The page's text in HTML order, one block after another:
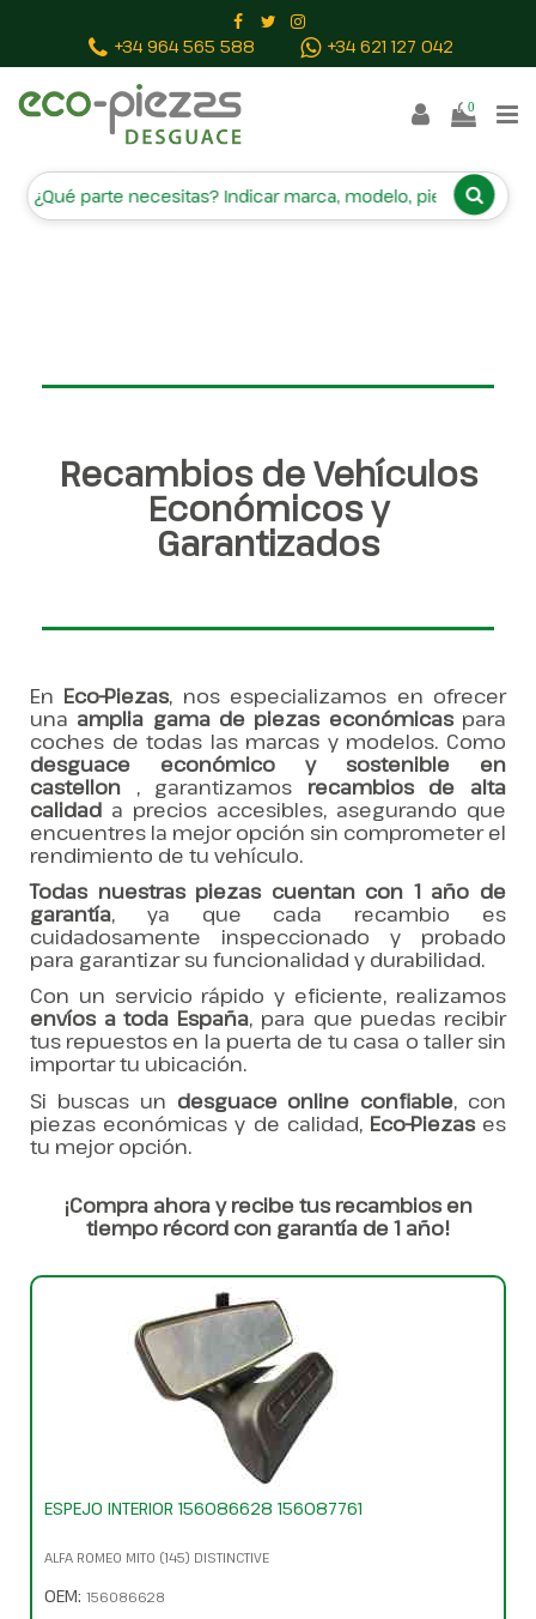
+34 964 565 588 +34 621 127 042
0
RECAMBIOS
BAJAS Y TASACIONES
CONTACTO
Inicio Piezas vehículos
Recambios de Vehículos
Económicos y
Garantizados
En Eco-Piezas, nos especializamos en ofrecer
una amplia gama de piezas económicaspara
coches de todas las marcas y modelos. Como
desguace económico y sostenible en
castellon , garantizamos recambios de alta
calidad a precios accesibles, asegurando que
encuentres la mejor opción sin comprometer el
rendimiento de tu vehículo.
Todas nuestras piezas cuentan con 1 año de
garantía, ya que cada recambio es
cuidadosamente inspeccionado y probado
para garantizar su funcionalidad y durabilidad.
Con un servicio rápido y eficiente, realizamos
envíos a toda España, para que puedas recibir
tus repuestos en la puerta de tu casa o taller sin
importar tu ubicación.
Si buscas un desguace online confiable, con
piezas económicas y de calidad, Eco-Piezases
tu mejor opción.
¡Compra ahora y recibe tus recambios en
tiempo récord con garantía de 1 año!
ESPEJO INTERIOR 156086628 156087761
ALFA ROMEO MITO (145) DISTINCTIVE
OEM: 156086628